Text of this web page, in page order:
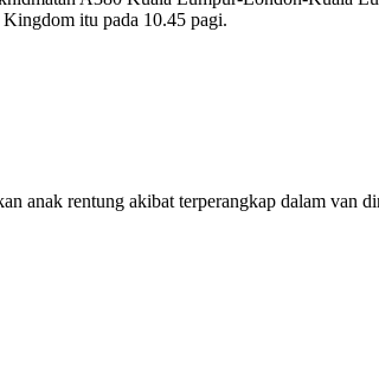
itu pada 10.45 pagi.
anak rentung akibat terperangkap dalam van